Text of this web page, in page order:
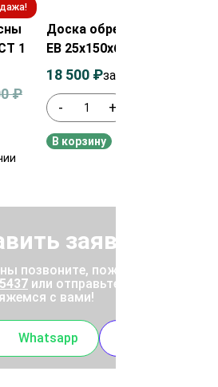
1
₽
Доска обрезная из сосны
ЕВ 25х150х6000 мм сорт ТУ
- +
18 500 ₽за м³
В корзину
заявку
позвоните, пожалуйста, по
или отправьте заявку, и мы
с вами!
Whatsapp